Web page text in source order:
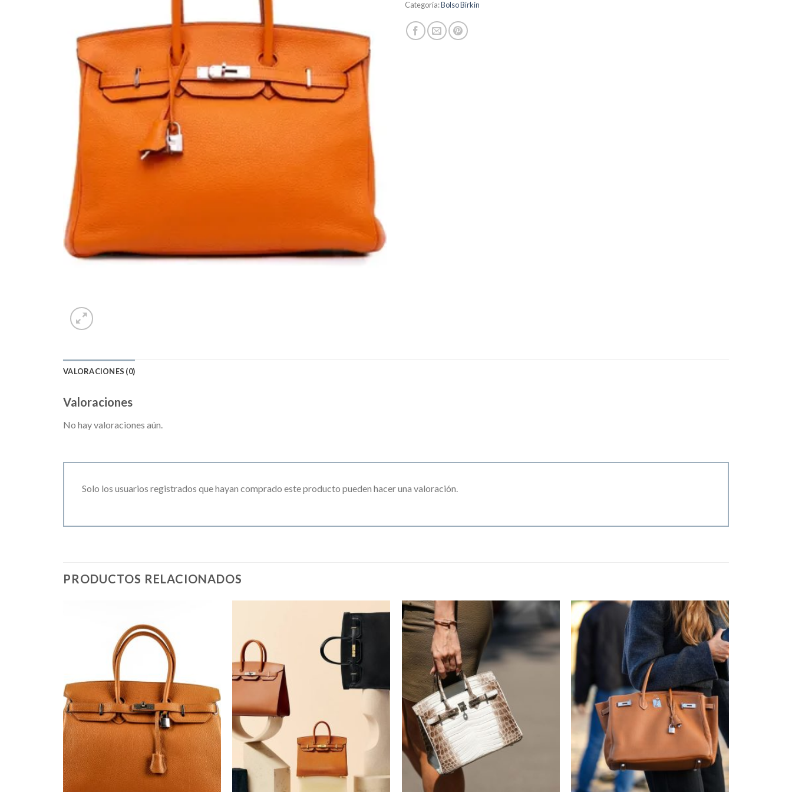
Categoría:Bolso Birkin
VALORACIONES (0)
Valoraciones
No hay valoraciones aún.
Solo los usuarios registrados que hayan comprado este producto pueden hacer una valoración.
PRODUCTOS RELACIONADOS